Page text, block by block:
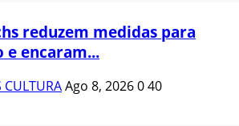
reduzem medidas para
e encaram...
CULTURAAgo 8, 2026040